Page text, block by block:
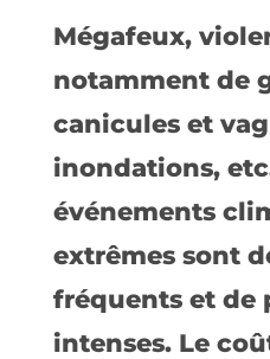
Mégafeux,
notamment de
canicules et
inondations,
événements
extrêmes sont
fréquents et de
intenses. Le